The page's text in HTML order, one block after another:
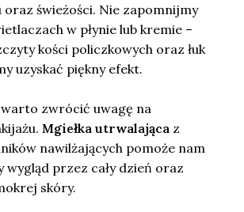
oraz świeżości. Nie zapomnijmy
w płynie lub kremie –
kości policzkowych oraz łuk
uzyskać piękny efekt.
zwrócić uwagę na
Mgiełka utrwalająca z
nawilżających pomoże nam
wygląd przez cały dzień oraz
skóry.